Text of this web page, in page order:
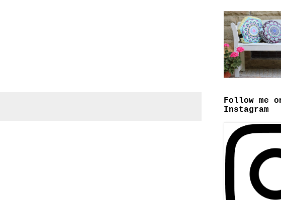
Follow me
Instagram